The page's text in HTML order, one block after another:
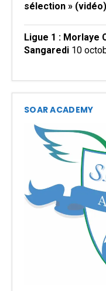
sélection » (vidéo)
Ligue 1 : Morlaye
Sangaredi 10
SOAR ACADEMY